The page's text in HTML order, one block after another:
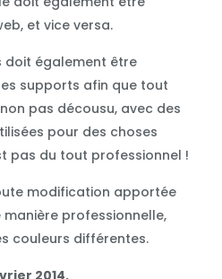
et vice versa.
doit également être
supports afin que tout
pas décousu, avec des
pour des choses
pas du tout professionnel !
modification apportée
professionnelle,
couleurs différentes.